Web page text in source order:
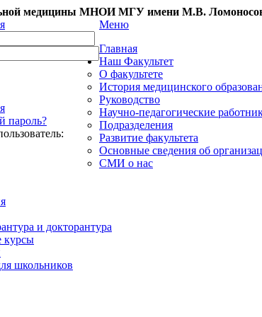
медицины МНОИ МГУ имени М.В.
пароль?
Меню
Главная
Наш Факультет
О факультете
История медицинского
Руководство
Научно-педагогические
Подразделения
Развитие факультета
Основные сведения об
СМИ о нас
и докторантура
курсы
школьников